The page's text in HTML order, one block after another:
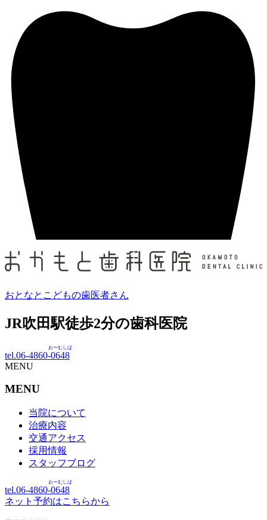
おとなとこどもの歯医者さん
JR吹田駅徒歩2分の歯科医院
tel.06-4860-0648
おーむしば
MENU
MENU
当院について
治療内容
交通アクセス
採用情報
スタッフブログ
tel.06-4860-0648
おーむしば
ネット予約はこちらから